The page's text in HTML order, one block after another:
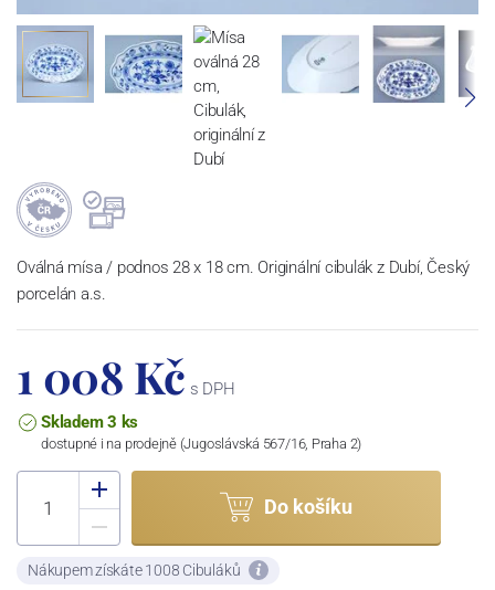
Oválná mísa / podnos 28 x 18 cm. Originální cibulák z Dubí, Český
porcelán a.s.
1 008 Kč s DPH
Skladem 3 ks
dostupné i na prodejně (Jugoslávská 567/16, Praha 2)
Do košíku
Nákupem získáte 1008 Cibuláků